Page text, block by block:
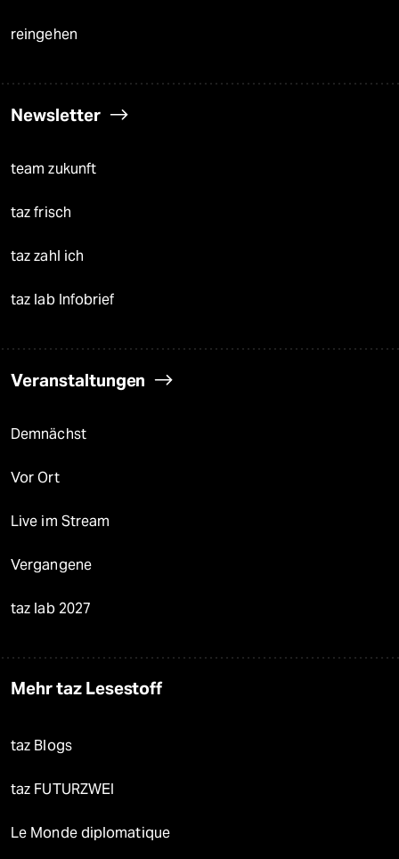
reingehen
Newsletter
team zukunft
taz frisch
taz zahl ich
taz lab Infobrief
Veranstaltungen
Demnächst
Vor Ort
Live im Stream
Vergangene
taz lab 2027
Mehr taz Lesestoff
taz Blogs
taz FUTURZWEI
Le Monde diplomatique